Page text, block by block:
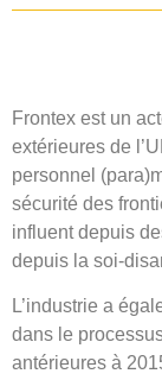
Frontex est un
extérieures de
personnel
sécurité des
influent depuis
depuis la soi-
L’industrie a
dans le
antérieures à